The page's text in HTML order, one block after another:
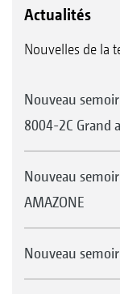
Actualités
Nouvelles de la
Nouveau
8004-2C Grand
Nouveau
AMAZONE
Nouveau